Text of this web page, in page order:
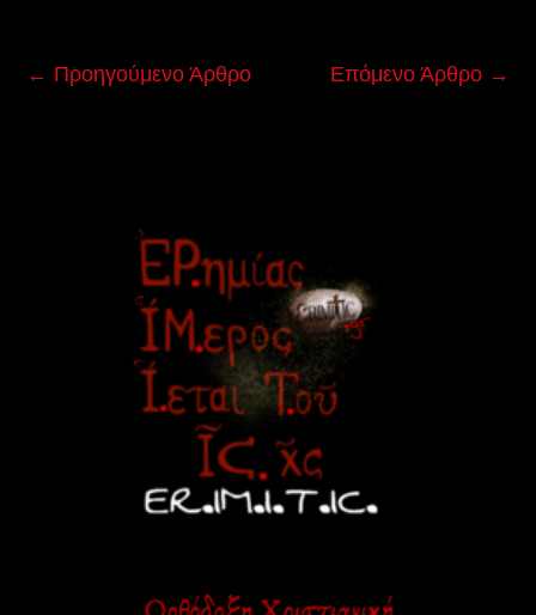
← Προηγούμενο Άρθρο Επόμενο Άρθρο →